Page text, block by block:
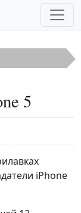
5
iPhone